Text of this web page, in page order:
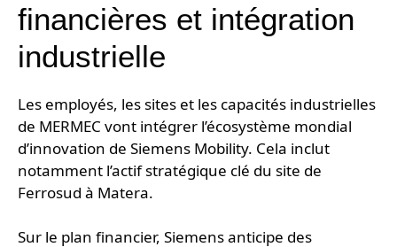
financières et intégration
industrielle
Les employés, les sites et les capacités industrielles
de MERMEC vont intégrer l’écosystème mondial
d’innovation de Siemens Mobility. Cela inclut
notamment l’actif stratégique clé du site de
Ferrosud à Matera.
Sur le plan financier, Siemens anticipe des